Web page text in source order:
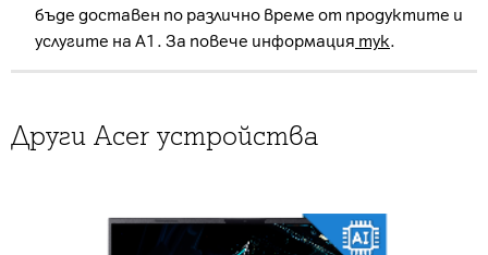
бъде доставен по различно време от продуктите и
услугите на А1. За повече информация тук.
Други Acer устройства